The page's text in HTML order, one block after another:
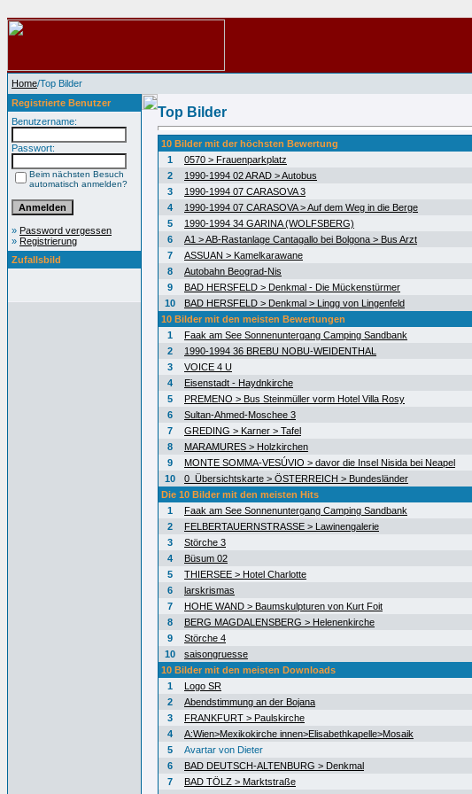
Home/Top Bilder
Registrierte Benutzer
Benutzername:
Passwort:
Beim nächsten Besuch
automatisch anmelden?
» Password vergessen
» Registrierung
Zufallsbild
Top Bilder
10 Bilder mit der höchsten Bewertung
1
0570 > Frauenparkplatz
2
1990-1994 02 ARAD > Autobus
3
1990-1994 07 CARASOVA 3
4
1990-1994 07 CARASOVA > Auf dem Weg in die Berge
5
1990-1994 34 GARINA (WOLFSBERG)
6
A1 > AB-Rastanlage Cantagallo bei Bolgona > Bus Arzt
7
ASSUAN > Kamelkarawane
8
Autobahn Beograd-Nis
9
BAD HERSFELD > Denkmal - Die Mückenstürmer
10
BAD HERSFELD > Denkmal > Lingg von Lingenfeld
10 Bilder mit den meisten Bewertungen
1
Faak am See Sonnenuntergang Camping Sandbank
2
1990-1994 36 BREBU NOBU-WEIDENTHAL
3
VOICE 4 U
4
Eisenstadt - Haydnkirche
5
PREMENO > Bus Steinmüller vorm Hotel Villa Rosy
6
Sultan-Ahmed-Moschee 3
7
GREDING > Karner > Tafel
8
MARAMURES > Holzkirchen
9
MONTE SOMMA-VESÚVIO > davor die Insel Nisida bei Neapel
10
0_Übersichtskarte > ÖSTERREICH > Bundesländer
Die 10 Bilder mit den meisten Hits
1
Faak am See Sonnenuntergang Camping Sandbank
2
FELBERTAUERNSTRASSE > Lawinengalerie
3
Störche 3
4
Büsum 02
5
THIERSEE > Hotel Charlotte
6
larskrismas
7
HOHE WAND > Baumskulpturen von Kurt Foit
8
BERG MAGDALENSBERG > Helenenkirche
9
Störche 4
10
saisongruesse
10 Bilder mit den meisten Downloads
1
Logo SR
2
Abendstimmung an der Bojana
3
FRANKFURT > Paulskirche
4
A:Wien>Mexikokirche innen>Elisabethkapelle>Mosaik
5
Avartar von Dieter
6
BAD DEUTSCH-ALTENBURG > Denkmal
7
BAD TÖLZ > Marktstraße